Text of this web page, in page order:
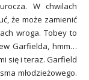
W chwilach
że może zamienić
wroga. Tobey to
Garfielda, hmm…
się i teraz. Garfield
młodzieżowego.